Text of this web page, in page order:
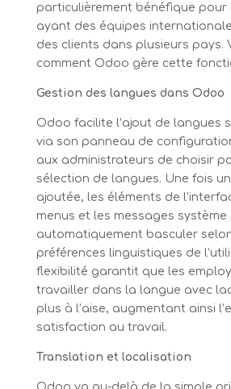
particulièrement bénéfique pour
ayant des équipes
des clients dans plusieurs pays.
comment Odoo gère cette
Gestion des langues dans Odoo
Odoo facilite l’ajout de langues
via son panneau de
aux administrateurs de choisir
sélection de langues. Une fois
ajoutée, les éléments de
menus et les messages système
automatiquement basculer
préférences linguistiques de
flexibilité garantit que les
travailler dans la langue avec
plus à l’aise, augmentant ainsi
satisfaction au travail.
Translation et localisation